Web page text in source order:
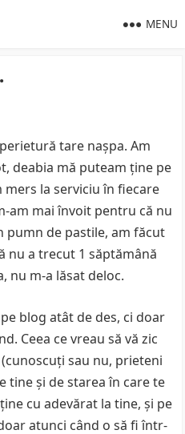
MENU
tare naşpa. Am
deabia mă puteam ţine pe
mers la serviciu în fiecare
am mai învoit pentru că nu
pumn de pastile, am făcut
nu a trecut 1 săptămână
nu m-a lăsat deloc.
blog atât de des, ci doar
Ceea ce vreau să vă zic
sau nu, prieteni
tine şi de starea în care te
cu adevărat la tine, şi pe
atunci când o să fi într-